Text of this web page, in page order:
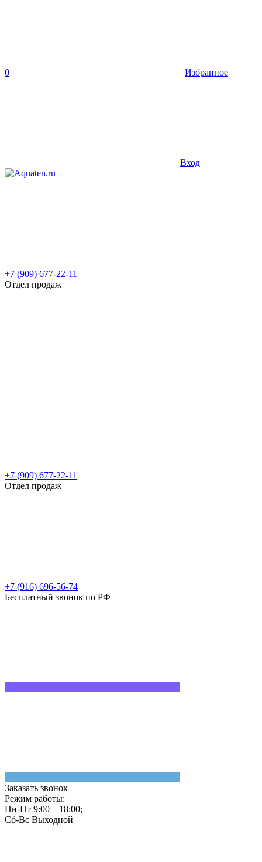
0 Избранное
Вход
+7 (909) 677-22-11
Отдел продаж
+7 (909) 677-22-11
Отдел продаж
+7 (916) 696-56-74
Бесплатный звонок по РФ
Заказать звонок
Режим работы:
Пн-Пт 9:00—18:00;
Сб-Вс Выходной